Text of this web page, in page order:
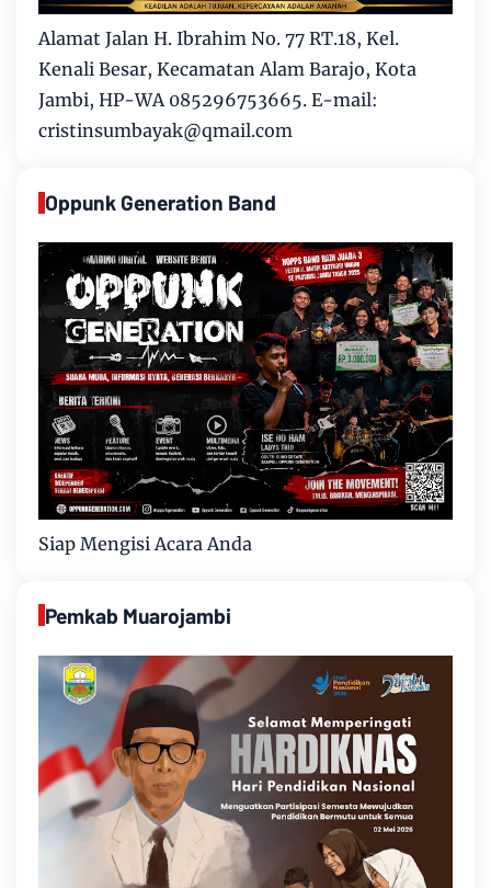
Alamat Jalan H. Ibrahim No. 77 RT.18, Kel.
Kenali Besar, Kecamatan Alam Barajo, Kota
Jambi, HP-WA 085296753665. E-mail:
cristinsumbayak@qmail.com
Oppunk Generation Band
Siap Mengisi Acara Anda
Pemkab Muarojambi